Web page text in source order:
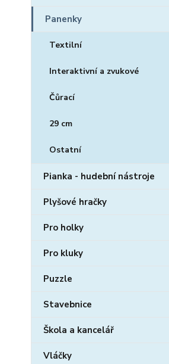
Panenky
Textilní
Interaktivní a zvukové
Čůrací
29 cm
Ostatní
Pianka - hudební nástroje
Plyšové hračky
Pro holky
Pro kluky
Puzzle
Stavebnice
Škola a kancelář
Vláčky